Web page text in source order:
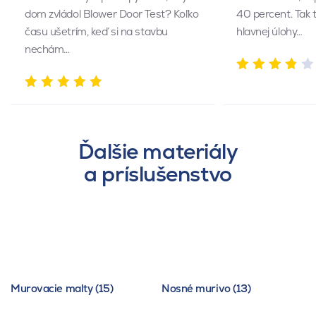
dom zvládol Blower Door Test? Koľko
času ušetrím, keď si na stavbu
nechám…
40 percent. Tak
hlavnej úlohy…
Ďalšie materiály
a príslušenstvo
Murovacie malty (15) Nosné murivo (13)